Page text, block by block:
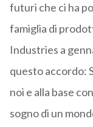
futuri che ci ha
famiglia di
Industries a
questo accordo:
noi e alla base
sogno di un